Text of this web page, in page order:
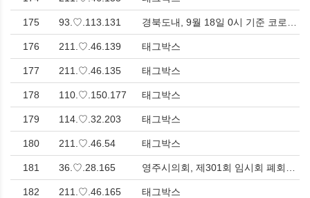
175 93.♡.113.131
176 211.♡.46.139 태그박스
177 211.♡.46.135 태그박스
178 110.♡.150.177 태그박스
179 114.♡.32.203 태그박스
180 211.♡.46.54 태그박스
181 36.♡.28.165
182 211.♡.46.165 태그박스